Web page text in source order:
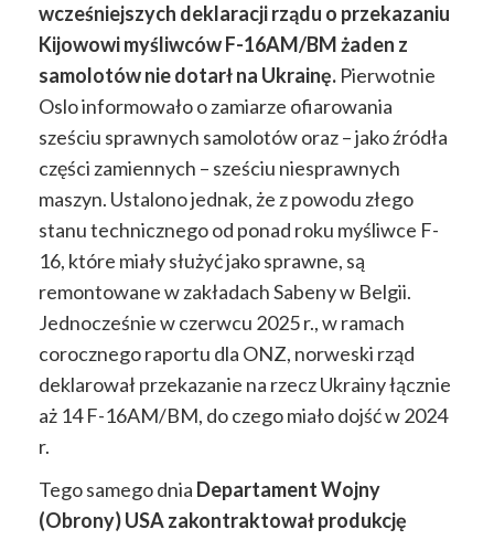
wcześniejszych deklaracji rządu o przekazaniu
Kijowowi myśliwców F-16AM/BM żaden z
samolotów nie dotarł na Ukrainę. Pierwotnie
Oslo informowało o zamiarze ofiarowania
sześciu sprawnych samolotów oraz – jako źródła
części zamiennych – sześciu niesprawnych
maszyn. Ustalono jednak, że z powodu złego
stanu technicznego od ponad roku myśliwce F-
16, które miały służyć jako sprawne, są
remontowane w zakładach Sabeny w Belgii.
Jednocześnie w czerwcu 2025 r., w ramach
corocznego raportu dla ONZ, norweski rząd
deklarował przekazanie na rzecz Ukrainy łącznie
aż 14 F-16AM/BM, do czego miało dojść w 2024
r.
Tego samego dnia Departament Wojny
(Obrony) USA zakontraktował produkcję